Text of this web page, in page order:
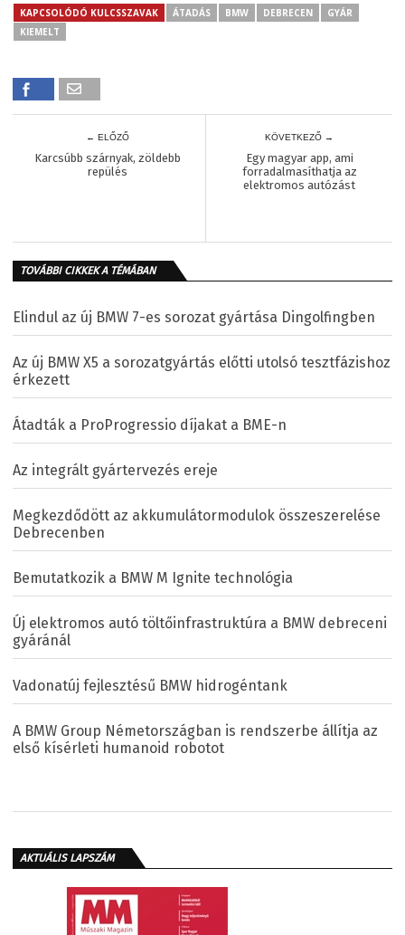
KAPCSOLÓDÓ KULCSSZAVAK ÁTADÁS BMW DEBRECEN
GYÁR
KIEMELT
← ELŐZŐ
Karcsúbb szárnyak, zöldebb
repülés
KÖVETKEZŐ →
Egy magyar app, ami
forradalmasíthatja az
elektromos autózást
TOVÁBBI CIKKEK A TÉMÁBAN
Elindul az új BMW 7-es sorozat gyártása Dingolfingben
Az új BMW X5 a sorozatgyártás előtti utolsó tesztfázishoz
érkezett
Átadták a ProProgressio díjakat a BME-n
Az integrált gyártervezés ereje
Megkezdődött az akkumulátormodulok összeszerelése
Debrecenben
Bemutatkozik a BMW M Ignite technológia
Új elektromos autó töltőinfrastruktúra a BMW debreceni
gyáránál
Vadonatúj fejlesztésű BMW hidrogéntank
A BMW Group Németországban is rendszerbe állítja az
első kísérleti humanoid robotot
AKTUÁLIS LAPSZÁM